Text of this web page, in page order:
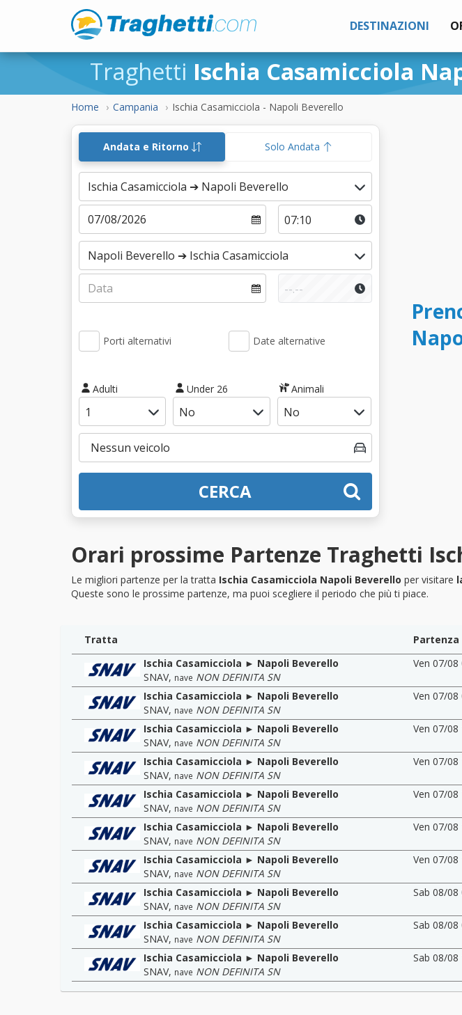
DESTINAZIONI
Traghetti Ischia Casamicciola
Home Campania Ischia Casamicciola - Napoli Beverello
Andata e Ritorno Solo Andata
Porti alternativi Date alternative
Adulti Under 26 Animali
CERCA
Orari prossime Partenze Traghetti
Le migliori partenze per la tratta Ischia Casamicciola Napoli Beverello per visitare
Queste sono le prossime partenze, ma puoi scegliere il periodo che più ti piace.
Tratta Partenza
Ischia Casamicciola ► Napoli Beverello
SNAV, nave NON DEFINITA SN
Ven 07/08
Ischia Casamicciola ► Napoli Beverello
SNAV, nave NON DEFINITA SN
Ven 07/08
Ischia Casamicciola ► Napoli Beverello
SNAV, nave NON DEFINITA SN
Ven 07/08
Ischia Casamicciola ► Napoli Beverello
SNAV, nave NON DEFINITA SN
Ven 07/08
Ischia Casamicciola ► Napoli Beverello
SNAV, nave NON DEFINITA SN
Ven 07/08
Ischia Casamicciola ► Napoli Beverello
SNAV, nave NON DEFINITA SN
Ven 07/08
Ischia Casamicciola ► Napoli Beverello
SNAV, nave NON DEFINITA SN
Ven 07/08
Ischia Casamicciola ► Napoli Beverello
SNAV, nave NON DEFINITA SN
Sab 08/08
Ischia Casamicciola ► Napoli Beverello
SNAV, nave NON DEFINITA SN
Sab 08/08
Ischia Casamicciola ► Napoli Beverello
SNAV, nave NON DEFINITA SN
Sab 08/08